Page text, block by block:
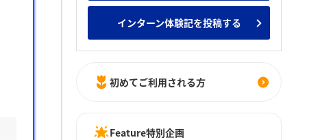
インターン体験記を投稿する
初めてご利用される方
Feature特別企画